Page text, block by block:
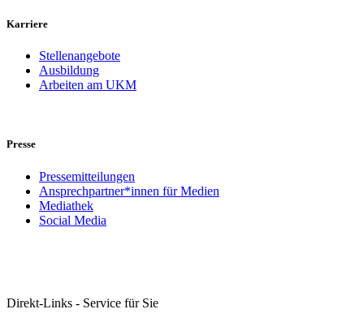
Karriere
Stellenangebote
Ausbildung
Arbeiten am UKM
Presse
Pressemitteilungen
Ansprechpartner*innen für Medien
Mediathek
Social Media
Direkt-Links - Service für Sie